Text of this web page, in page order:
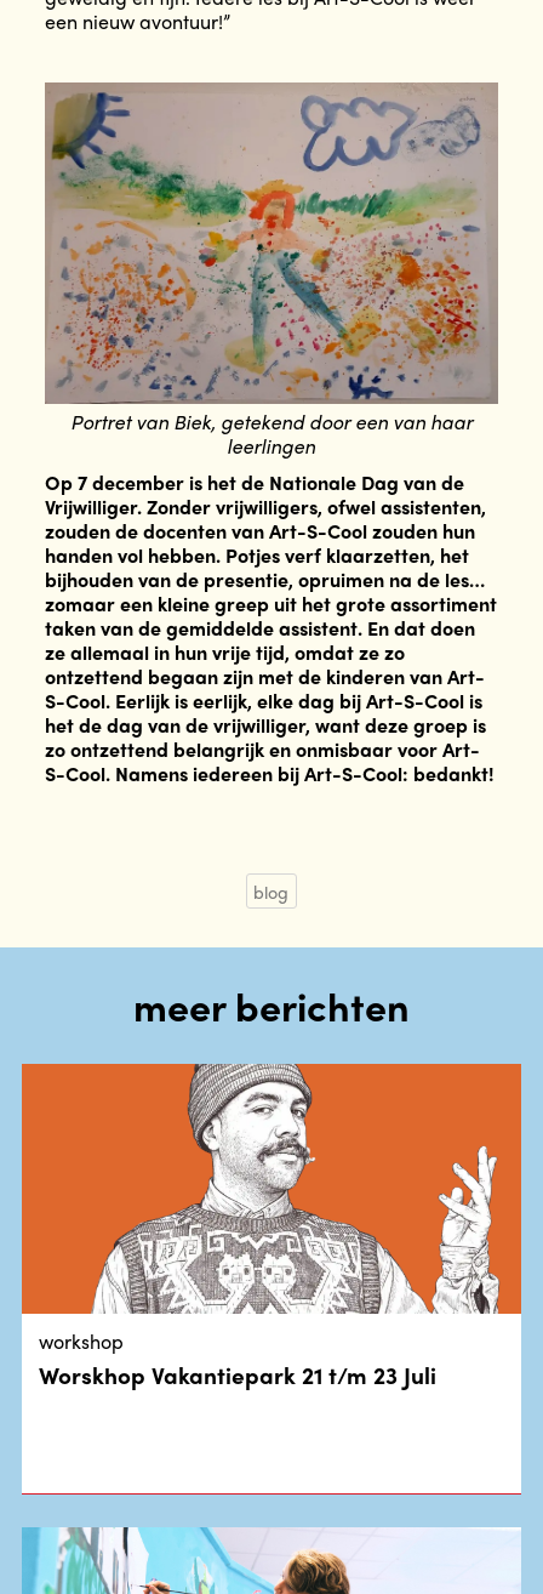
een nieuw avontuur!”
Portret van Biek, getekend door een van haar
leerlingen
Op 7 december is het de Nationale Dag van de
Vrijwilliger. Zonder vrijwilligers, ofwel assistenten,
zouden de docenten van Art-S-Cool zouden hun
handen vol hebben. Potjes verf klaarzetten, het
bijhouden van de presentie, opruimen na de les…
zomaar een kleine greep uit het grote assortiment
taken van de gemiddelde assistent. En dat doen
ze allemaal in hun vrije tijd, omdat ze zo
ontzettend begaan zijn met de kinderen van Art-
S-Cool. Eerlijk is eerlijk, elke dag bij Art-S-Cool is
het de dag van de vrijwilliger, want deze groep is
zo ontzettend belangrijk en onmisbaar voor Art-
S-Cool. Namens iedereen bij Art-S-Cool: bedankt!
blog
meer berichten
workshop
Worskhop Vakantiepark 21 t/m 23 Juli